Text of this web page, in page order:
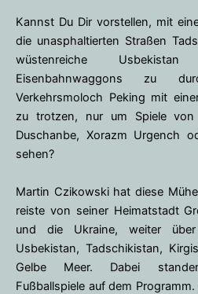
Kannst Du Dir vorstellen, mit
die unasphaltierten Straßen
wüstenreiche
Eisenbahnwaggons zu
Verkehrsmoloch Peking mit
zu trotzen, nur um Spiele von
Duschanbe, Xorazm Urgench
sehen?
Martin Czikowski hat diese
reiste von seiner Heimatstadt
und die Ukraine, weiter über
Usbekistan, Tadschikistan,
Gelbe Meer. Dabei
Fußballspiele auf dem